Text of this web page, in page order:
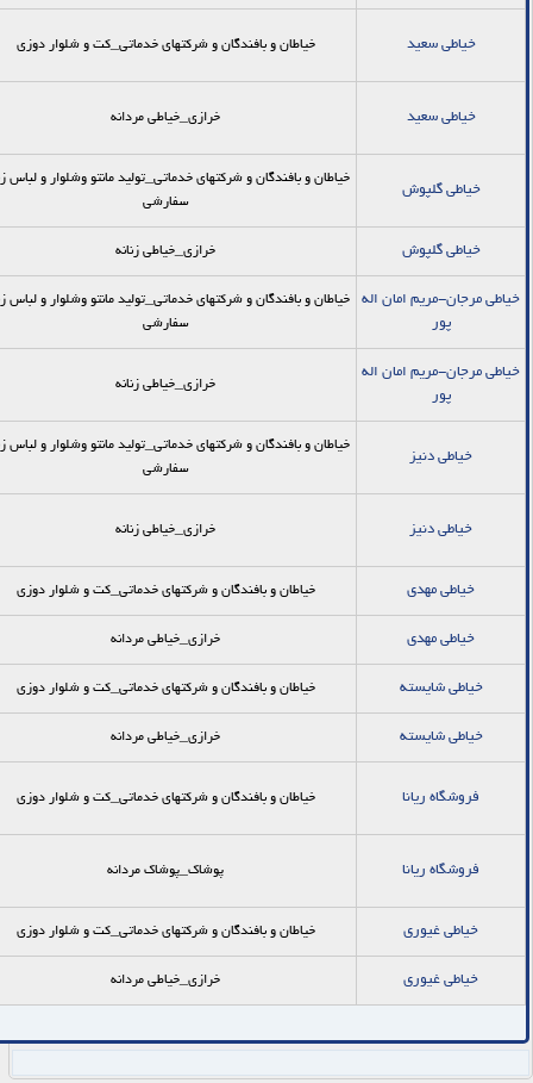
خياطي سعيد خیاطان و بافندگان و شرکتهای خدماتی_كت و شلوار دوزي
خياطي سعيد خرازی_خیاطی مردانه
خياطي گلپوش
خیاطان و بافندگان و شرکتهای خدماتی_توليد مانتو وشلوار و لباس
سفارشي
خياطي گلپوش خرازی_خیاطی زنانه
خياطي مرجان-مریم امان اله
پور
خیاطان و بافندگان و شرکتهای خدماتی_توليد مانتو وشلوار و لباس
سفارشي
خياطي مرجان-مریم امان اله
پور
خرازی_خیاطی زنانه
خياطي دنيز
خیاطان و بافندگان و شرکتهای خدماتی_توليد مانتو وشلوار و لباس
سفارشي
خياطي دنيز خرازی_خیاطی زنانه
خياطي مهدي خیاطان و بافندگان و شرکتهای خدماتی_كت و شلوار دوزي
خياطي مهدي خرازی_خیاطی مردانه
خياطي شايسته خیاطان و بافندگان و شرکتهای خدماتی_كت و شلوار دوزي
خياطي شايسته خرازی_خیاطی مردانه
فروشگاه ريانا خیاطان و بافندگان و شرکتهای خدماتی_كت و شلوار دوزي
فروشگاه ريانا پوشاک_پوشاک مردانه
خياطي غيوري خیاطان و بافندگان و شرکتهای خدماتی_كت و شلوار دوزي
خياطي غيوري خرازی_خیاطی مردانه